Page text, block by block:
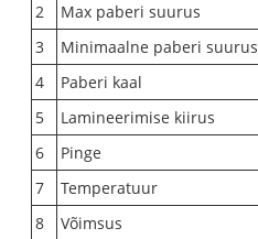
2
Max paberi suurus
3
Minimaalne paberi suurus
4
Paberi kaal
5
Lamineerimise kiirus
6
Pinge
7
Temperatuur
8
Võimsus